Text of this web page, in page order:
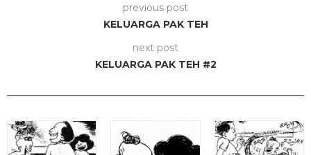
previous post
KELUARGA PAK TEH
next post
KELUARGA PAK TEH #2